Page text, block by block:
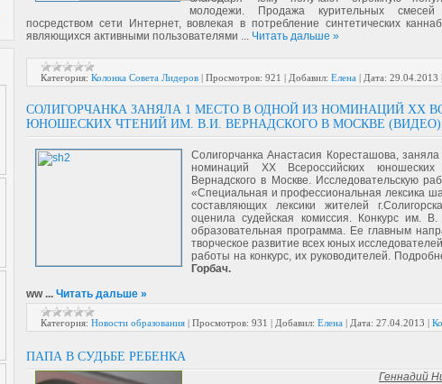
молодежи. Продажа курительных смесей
посредством сети Интернет, вовлекая в потребление синтетических
являющихся активными пользователями
Читать дальше »
Категория: Колонка Совета Лидеров | Просмотров: 921 | Добавил: Елена | Дата: 29.04.2013 |
СОЛИГОРЧАНКА ЗАНЯЛА 1 МЕСТО В ОДНОЙ ИЗ НОМИНАЦИЙ ХХ
ЮНОШЕСКИХ ЧТЕНИЙ ИМ. В.И. ВЕРНАДСКОГО В МОСКВЕ (ВИДЕО)
Солигорчанка Анастасия Коресташова,
номинаций ХХ Всероссийских
Вернадского в Москве. Исследовательскую
«Специальная и профессиональная лексика
составляющих лексики жителей
оценила судейская комиссия. Конкурс им.
образовательная программа. Ее главным
творческое развитие всех юных
работы на конкурс, их руководителей.
Горбач.
ww... Читать дальше »
Категория: Новости образования | Просмотров: 931 | Добавил: Елена | Дата: 27.04.2013 |
ПАПА В СУДЬБЕ РЕБЕНКА
Геннадий